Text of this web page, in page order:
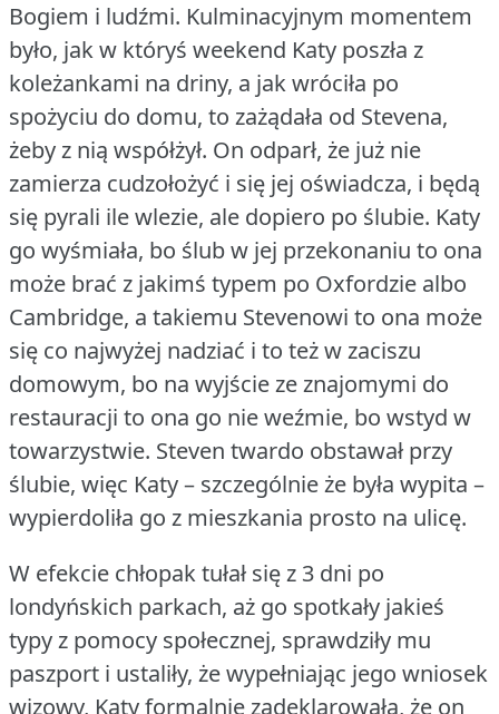
Bogiem i ludźmi. Kulminacyjnym momentem
było, jak w któryś weekend Katy poszła z
koleżankami na driny, a jak wróciła po
spożyciu do domu, to zażądała od Stevena,
żeby z nią współżył. On odparł, że już nie
zamierza cudzołożyć i się jej oświadcza, i będą
się pyrali ile wlezie, ale dopiero po ślubie. Katy
go wyśmiała, bo ślub w jej przekonaniu to ona
może brać z jakimś typem po Oxfordzie albo
Cambridge, a takiemu Stevenowi to ona może
się co najwyżej nadziać i to też w zaciszu
domowym, bo na wyjście ze znajomymi do
restauracji to ona go nie weźmie, bo wstyd w
towarzystwie. Steven twardo obstawał przy
ślubie, więc Katy – szczególnie że była wypita –
wypierdoliła go z mieszkania prosto na ulicę.
W efekcie chłopak tułał się z 3 dni po
londyńskich parkach, aż go spotkały jakieś
typy z pomocy społecznej, sprawdziły mu
paszport i ustaliły, że wypełniając jego wniosek
wizowy, Katy formalnie zadeklarowała, że on